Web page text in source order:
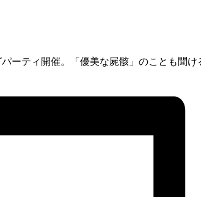
ーティ開催。「優美な屍骸」 のことも聞け